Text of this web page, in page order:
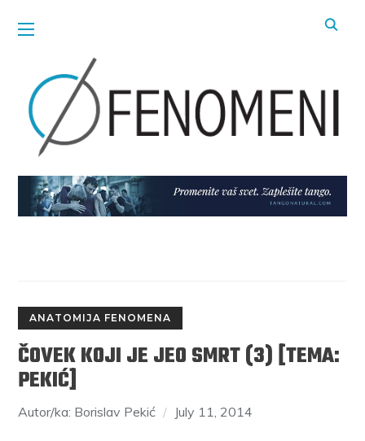
ANATOMIJA FENOMENA
ČOVEK KOJI JE JEO SMRT (3) [TEMA:
PEKIĆ]
Autor/ka: Borislav Pekić July 11, 2014